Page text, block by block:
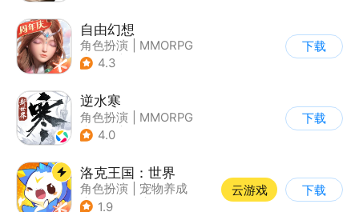
自由幻想
角色扮演
MMORPG
| 仙侠
4.3
下载
逆水寒
角色扮演
MMORPG
| 武侠
4.0
下载
洛克王国：世界
角色扮演
宠物养成
| 开放世界
1.9
云游戏 下载